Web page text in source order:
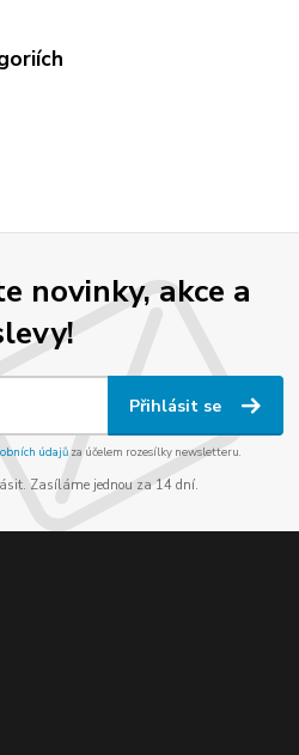
novinky, akce a
Přihlásit se
údajůza účelem rozesílky newsletteru.
Zasíláme jednou za 14 dní.